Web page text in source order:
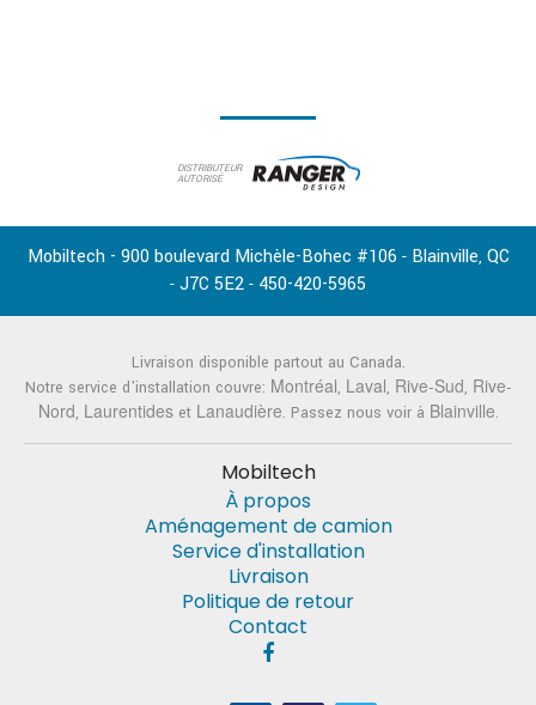
DISTRIBUTEUR
AUTORISÉ
Mobiltech - 900 boulevard Michèle-Bohec #106 - Blainville, QC
- J7C 5E2 - 450-420-5965
Livraison disponible partout au Canada.
Notre service d'installation couvre: Montréal, Laval, Rive-Sud, Rive-
Nord, Laurentideset Lanaudière. Passez nous voir à Blainville.
Mobiltech
À propos
Aménagement de camion
Service d'installation
Livraison
Politique de retour
Contact